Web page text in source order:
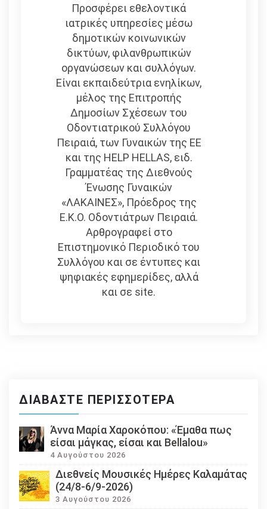
Προσφέρει εθελοντικά
ιατρικές υπηρεσίες μέσω
δημοτικών κοινωνικών
δικτύων, φιλανθρωπικών
οργανώσεων και συλλόγων.
Είναι εκπαιδεύτρια ενηλίκων,
μέλος της Επιτροπής
Δημοσίων Σχέσεων του
Οδοντιατρικού Συλλόγου
Πειραιά, των Γυναικών της ΕΕ
και της HELP HELLAS, ειδ.
Γραμματέας της Διεθνούς
Ένωσης Γυναικών
«ΛΑΚΑΙΝΕΣ», Πρόεδρος της
Ε.Κ.Ο. Οδοντιάτρων Πειραιά.
Αρθρογραφεί στο
Επιστημονικό Περιοδικό του
Συλλόγου και σε έντυπες και
ψηφιακές εφημερίδες, αλλά
και σε site.
ΔΙΑΒΆΣΤΕ ΠΕΡΙΣΣΌΤΕΡΑ
Άννα Μαρία Χαροκόπου: «Έμαθα πως
είσαι μάγκας, είσαι και Bellalou»
4 Αυγούστου 2026
Διεθνείς Μουσικές Ημέρες Καλαμάτας
(24/8-6/9-2026)
3 Αυγούστου 2026